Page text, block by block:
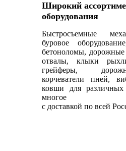
Широкий
оборудования
Быстросъемные
буровое
бетоноломы,
отвалы, клыки
грейферы,
корчеватели пней,
ковши для
многое
с доставкой по всей